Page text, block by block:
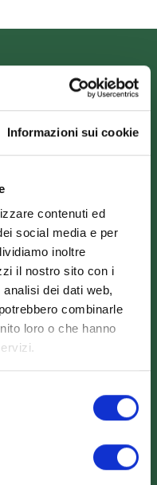
Informazioni sui cookie
contenuti ed
social media e per
inoltre
il nostro sito con i
dei dati web,
combinarle
loro o che hanno